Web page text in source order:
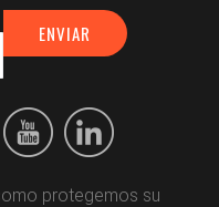
protegemos su